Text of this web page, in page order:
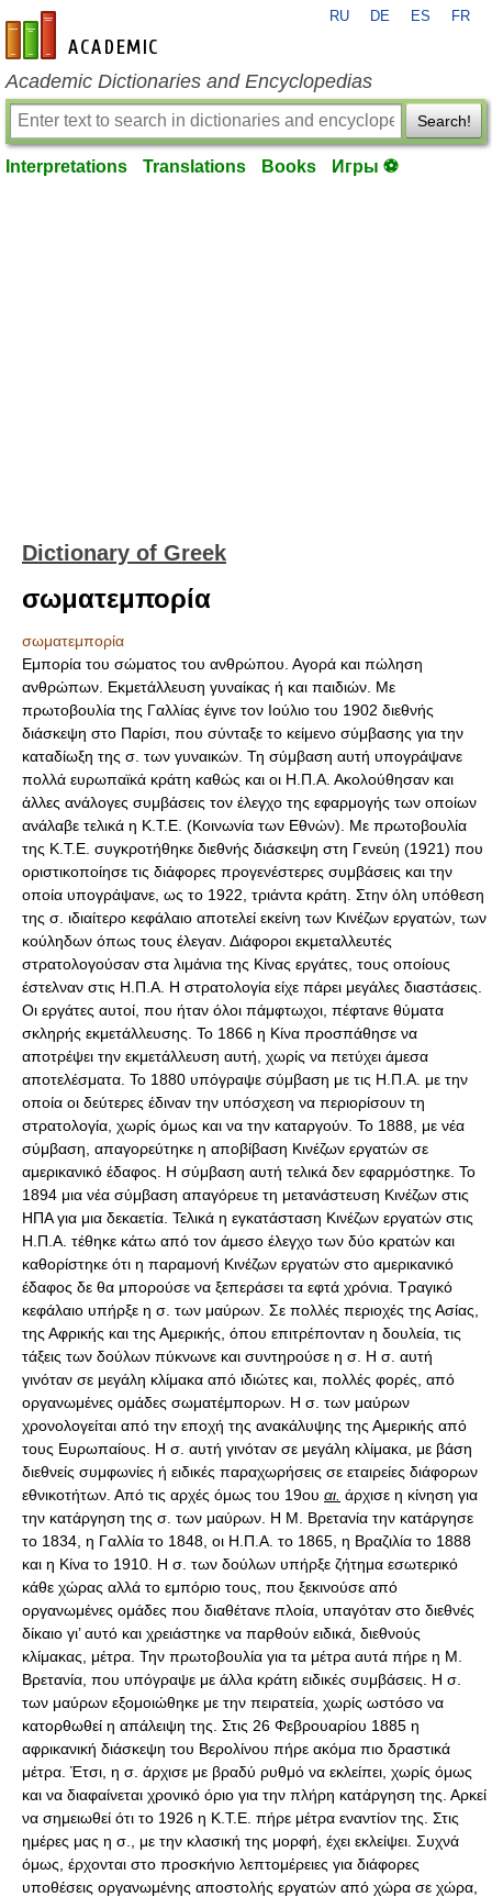
en-academic.com
RU DE ES FR
Academic Dictionaries and Encyclopedias
Search!
Interpretations Translations Books Игры ⚽
Dictionary of Greek
σωματεμπορία
σωματεμπορία
Εμπορία του σώματος του ανθρώπου. Αγορά και πώληση
ανθρώπων. Εκμετάλλευση γυναίκας ή και παιδιών. Με
πρωτοβουλία της Γαλλίας έγινε τον Ιούλιο του 1902 διεθνής
διάσκεψη στο Παρίσι, που σύνταξε το κείμενο σύμβασης για την
καταδίωξη της σ. των γυναικών. Τη σύμβαση αυτή υπογράψανε
πολλά ευρωπαϊκά κράτη καθώς και οι Η.Π.Α. Ακολούθησαν και
άλλες ανάλογες συμβάσεις τον έλεγχο της εφαρμογής των οποίων
ανάλαβε τελικά η K.T.E. (Κοινωνία των Εθνών). Με πρωτοβουλία
της K.T.E. συγκροτήθηκε διεθνής διάσκεψη στη Γενεύη (1921) που
οριστικοποίησε τις διάφορες προγενέστερες συμβάσεις και την
οποία υπογράψανε, ως το 1922, τριάντα κράτη. Στην όλη υπόθεση
της σ. ιδιαίτερο κεφάλαιο αποτελεί εκείνη των Κινέζων εργατών, των
κούληδων όπως τους έλεγαν. Διάφοροι εκμεταλλευτές
στρατολογούσαν στα λιμάνια της Κίνας εργάτες, τους οποίους
έστελναν στις Η.Π.Α. Η στρατολογία είχε πάρει μεγάλες διαστάσεις.
Οι εργάτες αυτοί, που ήταν όλοι πάμφτωχοι, πέφτανε θύματα
σκληρής εκμετάλλευσης. Το 1866 η Κίνα προσπάθησε να
αποτρέψει την εκμετάλλευση αυτή, χωρίς να πετύχει άμεσα
αποτελέσματα. Το 1880 υπόγραψε σύμβαση με τις Η.Π.Α. με την
οποία οι δεύτερες έδιναν την υπόσχεση να περιορίσουν τη
στρατολογία, χωρίς όμως και να την καταργούν. Το 1888, με νέα
σύμβαση, απαγορεύτηκε η αποβίβαση Κινέζων εργατών σε
αμερικανικό έδαφος. Η σύμβαση αυτή τελικά δεν εφαρμόστηκε. Το
1894 μια νέα σύμβαση απαγόρευε τη μετανάστευση Κινέζων στις
ΗΠΑ για μια δεκαετία. Τελικά η εγκατάσταση Κινέζων εργατών στις
Η.Π.Α. τέθηκε κάτω από τον άμεσο έλεγχο των δύο κρατών και
καθορίστηκε ότι η παραμονή Κινέζων εργατών στο αμερικανικό
έδαφος δε θα μπορούσε να ξεπεράσει τα εφτά χρόνια. Τραγικό
κεφάλαιο υπήρξε η σ. των μαύρων. Σε πολλές περιοχές της Ασίας,
της Αφρικής και της Αμερικής, όπου επιτρέπονταν η δουλεία, τις
τάξεις των δούλων πύκνωνε και συντηρούσε η σ. Η σ. αυτή
γινόταν σε μεγάλη κλίμακα από ιδιώτες και, πολλές φορές, από
οργανωμένες ομάδες σωματέμπορων. Η σ. των μαύρων
χρονολογείται από την εποχή της ανακάλυψης της Αμερικής από
τους Ευρωπαίους. Η σ. αυτή γινόταν σε μεγάλη κλίμακα, με βάση
διεθνείς συμφωνίες ή ειδικές παραχωρήσεις σε εταιρείες διάφορων
εθνικοτήτων. Από τις αρχές όμως του 19ου αι. άρχισε η κίνηση για
την κατάργηση της σ. των μαύρων. Η Μ. Βρετανία την κατάργησε
το 1834, η Γαλλία το 1848, οι Η.Π.Α. το 1865, η Βραζιλία το 1888
και η Κίνα το 1910. Η σ. των δούλων υπήρξε ζήτημα εσωτερικό
κάθε χώρας αλλά το εμπόριο τους, που ξεκινούσε από
οργανωμένες ομάδες που διαθέτανε πλοία, υπαγόταν στο διεθνές
δίκαιο γι’ αυτό και χρειάστηκε να παρθούν ειδικά, διεθνούς
κλίμακας, μέτρα. Την πρωτοβουλία για τα μέτρα αυτά πήρε η Μ.
Βρετανία, που υπόγραψε με άλλα κράτη ειδικές συμβάσεις. Η σ.
των μαύρων εξομοιώθηκε με την πειρατεία, χωρίς ωστόσο να
κατορθωθεί η απάλειψη της. Στις 26 Φεβρουαρίου 1885 η
αφρικανική διάσκεψη του Βερολίνου πήρε ακόμα πιο δραστικά
μέτρα. Έτσι, η σ. άρχισε με βραδύ ρυθμό να εκλείπει, χωρίς όμως
και να διαφαίνεται χρονικό όριο για την πλήρη κατάργηση της. Αρκεί
να σημειωθεί ότι το 1926 η K.T.E. πήρε μέτρα εναντίον της. Στις
ημέρες μας η σ., με την κλασική της μορφή, έχει εκλείψει. Συχνά
όμως, έρχονται στο προσκήνιο λεπτομέρειες για διάφορες
υποθέσεις οργανωμένης αποστολής εργατών από χώρα σε χώρα,